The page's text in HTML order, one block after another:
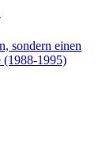
sondern einen
(1988-1995)